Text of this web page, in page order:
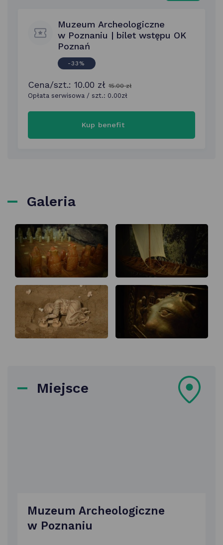
Muzeum Archeologiczne
w Poznaniu | bilet wstępu OK
Poznań
-33%
Cena/szt.: 10.00 zł 15.00 zł
Opłata serwisowa / szt.: 0.00zł
Kup benefitMuzeum
w Poznaniu
Galeria
Miejsce
Muzeum Archeologiczne
w Poznaniu